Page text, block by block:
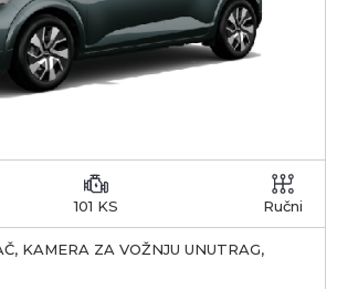
101 KS Ručni
KAMERA ZA VOŽNJU UNUTRAG,